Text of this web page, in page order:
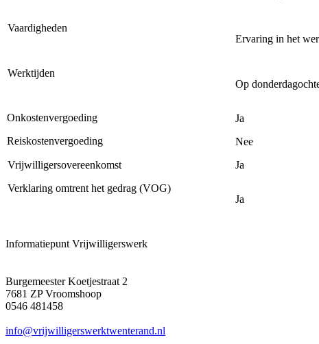
Vaardigheden
Ervaring in het
Werktijden
Op
Onkostenvergoeding
Ja
Reiskostenvergoeding
Nee
Vrijwilligersovereenkomst
Ja
Verklaring omtrent het gedrag (VOG)
Ja
Informatiepunt Vrijwilligerswerk
Burgemeester Koetjestraat 2
7681 ZP Vroomshoop
0546 481458
info@vrijwilligerswerktwenterand.nl